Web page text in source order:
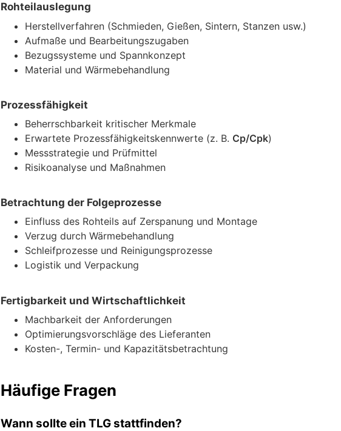
Rohteilauslegung
Herstellverfahren (Schmieden, Gießen, Sintern, Stanzen usw.)
Aufmaße und Bearbeitungszugaben
Bezugssysteme und Spannkonzept
Material und Wärmebehandlung
Prozessfähigkeit
Beherrschbarkeit kritischer Merkmale
Erwartete Prozessfähigkeitskennwerte (z. B. Cp/Cpk)
Messstrategie und Prüfmittel
Risikoanalyse und Maßnahmen
Betrachtung der Folgeprozesse
Einfluss des Rohteils auf Zerspanung und Montage
Verzug durch Wärmebehandlung
Schleifprozesse und Reinigungsprozesse
Logistik und Verpackung
Fertigbarkeit und Wirtschaftlichkeit
Machbarkeit der Anforderungen
Optimierungsvorschläge des Lieferanten
Kosten-, Termin- und Kapazitätsbetrachtung
Häufige Fragen
Wann sollte ein TLG stattfinden?